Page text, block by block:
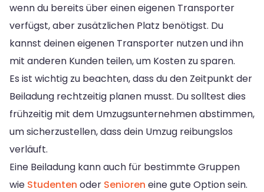
wenn du bereits über einen eigenen Transporter
verfügst, aber zusätzlichen Platz benötigst. Du
kannst deinen eigenen Transporter nutzen und ihn
mit anderen Kunden teilen, um Kosten zu sparen.
Es ist wichtig zu beachten, dass du den Zeitpunkt der
Beiladung rechtzeitig planen musst. Du solltest dies
frühzeitig mit dem Umzugsunternehmen abstimmen,
um sicherzustellen, dass dein Umzug reibungslos
verläuft.
Eine Beiladung kann auch für bestimmte Gruppen
wie Studenten oder Senioren eine gute Option sein.